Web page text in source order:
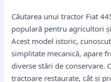
Căutarea unui tractor Fiat
populară pentru agricultori
Acest model istoric,
simplitate mecanică, apare
diverse stări de conservare.
tractoare restaurate, cât și